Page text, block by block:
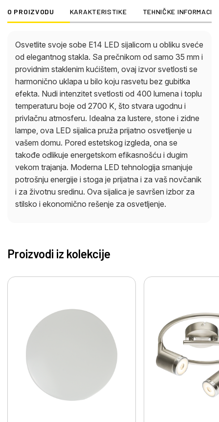
O PROIZVODU KARAKTERISTIKE TEHNIČKE
Osvetlite svoje sobe E14 LED sijalicom u obliku sveće
od elegantnog stakla. Sa prečnikom od samo 35 mm i
providnim staklenim kućištem, ovaj izvor svetlosti se
harmonično uklapa u bilo koju rasvetu bez gubitka
efekta. Nudi intenzitet svetlosti od 400 lumena i toplu
temperaturu boje od 2700 K, što stvara ugodnu i
privlačnu atmosferu. Idealna za lustere, stone i zidne
lampe, ova LED sijalica pruža prijatno osvetljenje u
vašem domu. Pored estetskog izgleda, ona se
takođe odlikuje energetskom efikasnošću i dugim
vekom trajanja. Moderna LED tehnologija smanjuje
potrošnju energije i stoga je prijatna i za vaš novčanik
i za životnu sredinu. Ova sijalica je savršen izbor za
stilsko i ekonomično rešenje za osvetljenje.
Proizvodi iz kolekcije